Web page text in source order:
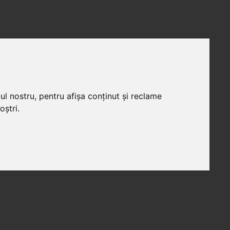
nostru, pentru afișa conținut și reclame